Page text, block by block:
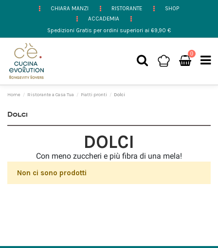
CHIARA MANZI RISTORANTE
SHOP
ACCADEMIA
Spedizioni Gratis per ordini superiori ai 69,90 €
0
Home Ristorante a Casa Tua Piatti pronti Dolci
Dolci
DOLCI
Con meno zuccheri e più fibra di una mela!
Non ci sono prodotti